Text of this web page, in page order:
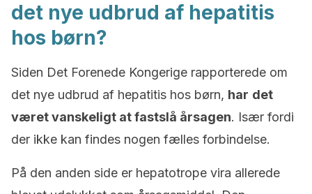
det nye udbrud af hepatitis
hos børn?
Siden Det Forenede Kongerige rapporterede om
det nye udbrud af hepatitis hos børn, har det
været vanskeligt at fastslå årsagen. Især fordi
der ikke kan findes nogen fælles forbindelse.
På den anden side er hepatotrope vira allerede